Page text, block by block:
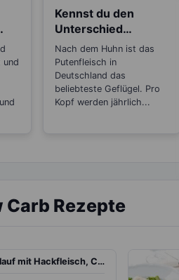
und
Kennst du den
Unterschied
zwischen Pute und
Truthahn?
Nach dem Huhn ist das
Putenfleisch in
Deutschland das
beliebteste Geflügel. Pro
Kopf werden jährlich...
Carb Rezepte
Auflauf mit Hackfleisch, Champignons und Kartoffeln